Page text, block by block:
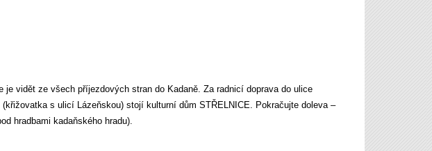
vidět ze všech příjezdových stran do Kadaně. Za radnicí doprava do ulice
s ulicí Lázeňskou) stojí kulturní dům STŘELNICE. Pokračujte doleva –
hradbami kadaňského hradu).